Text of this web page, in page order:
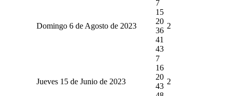
Domingo 6 de Agosto de 2023
7
15
20
36
41
43
2
Jueves 15 de Junio de 2023
7
16
20
43
2